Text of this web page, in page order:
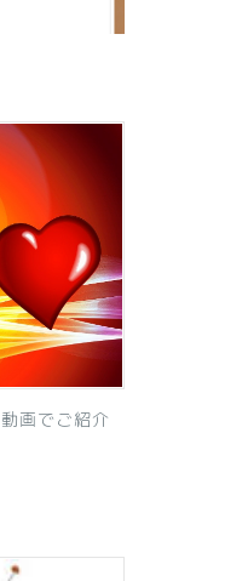
那も子供も芸
全員が...
画でご紹介